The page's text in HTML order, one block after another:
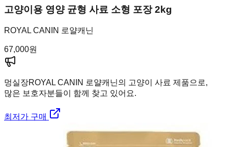
고양이용 영양 균형 사료 소형 포장 2kg
ROYAL CANIN 로얄캐닌
67,000원
멍실장ROYAL CANIN 로얄캐닌의 고양이 사료 제품으로,
많은 보호자분들이 함께 찾고 있어요.
최저가 구매